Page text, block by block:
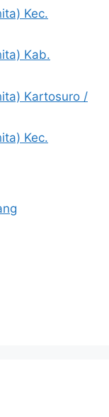
Kec.
Kab.
Kartosuro /
Kec.